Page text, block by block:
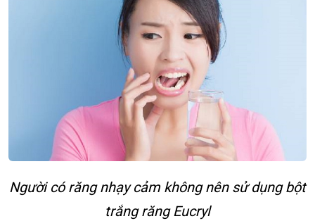
Người có răng nhạy cảm không nên sử dụng bột
trắng răng Eucryl